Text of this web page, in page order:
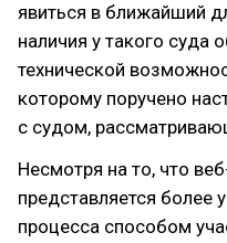
явиться в ближайший
наличия у такого суда
технической
которому поручено
с судом,
Несмотря на то, что
представляется более
процесса способом